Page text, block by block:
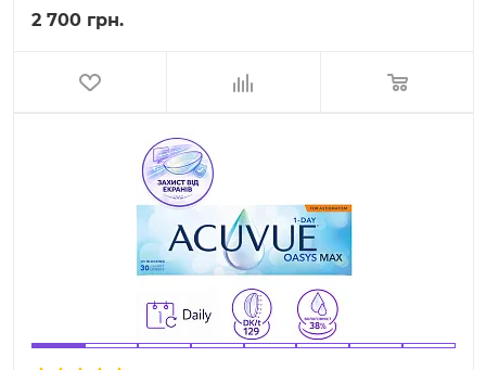
2 700 грн.